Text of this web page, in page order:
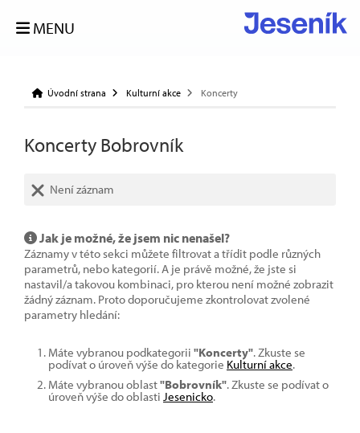
MENU
Úvodní strana Kulturní akce Koncerty
Koncerty Bobrovník
Není záznam
Jak je možné, že jsem nic nenašel?
Záznamy v této sekci můžete filtrovat a třídit podle různých
parametrů, nebo kategorií. A je právě možné, že jste si
nastavil/a takovou kombinaci, pro kterou není možné zobrazit
žádný záznam. Proto doporučujeme zkontrolovat zvolené
parametry hledání:
Máte vybranou podkategorii "Koncerty". Zkuste se
podívat o úroveň výše do kategorie Kulturní akce.
Máte vybranou oblast"Bobrovník". Zkuste se podívat o
úroveň výše do oblasti Jesenicko.